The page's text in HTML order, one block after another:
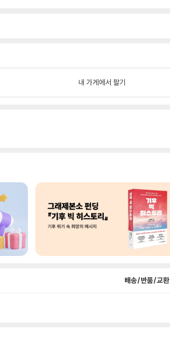
내 가게에서 팔기
배송/반품/교환